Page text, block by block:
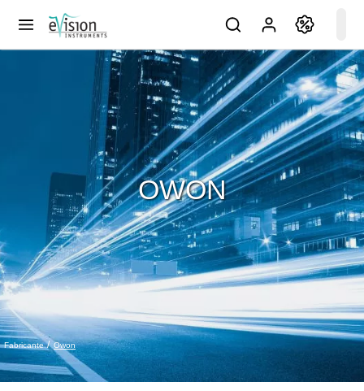
Fabricante Owon
OWON